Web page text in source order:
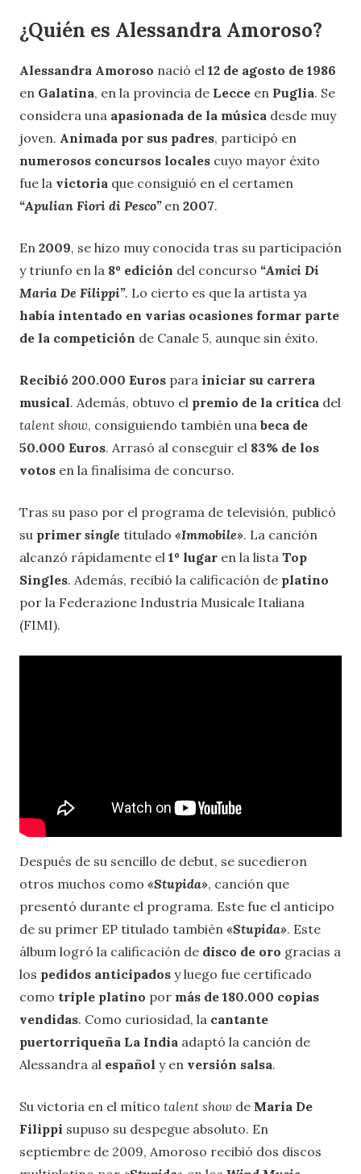
¿Quién es Alessandra Amoroso?
Alessandra Amoroso nació el 12 de agosto de 1986
en Galatina, en la provincia de Lecce en Puglia. Se
considera una apasionada de la música desde muy
joven. Animada por sus padres, participó en
numerosos concursos locales cuyo mayor éxito
fue la victoria que consiguió en el certamen
“Apulian Fiori di Pesco”en 2007.
En 2009, se hizo muy conocida tras su participación
y triunfo en la 8º edición del concurso “Amici Di
Maria De Filippi”. Lo cierto es que la artista ya
había intentado en varias ocasiones formar parte
de la competición de Canale 5, aunque sin éxito.
Recibió 200.000 Euros para iniciar su carrera
musical. Además, obtuvo el premio de la crítica del
talent show, consiguiendo también una beca de
50.000 Euros. Arrasó al conseguir el 83% de los
votos en la finalísima de concurso.
Tras su paso por el programa de televisión, publicó
su primer single titulado «Immobile». La canción
alcanzó rápidamente el 1º lugar en la lista Top
Singles. Además, recibió la calificación de platino
por la Federazione Industria Musicale Italiana
(FIMI).
Después de su sencillo de debut, se sucedieron
otros muchos como «Stupida», canción que
presentó durante el programa. Este fue el anticipo
de su primer EP titulado también «Stupida». Este
álbum logró la calificación de disco de oro gracias a
los pedidos anticipados y luego fue certificado
como triple platino por más de 180.000 copias
vendidas. Como curiosidad, la cantante
puertorriqueña La India adaptó la canción de
Alessandra al español y en versión salsa.
Su victoria en el mítico talent show de Maria De
Filippi supuso su despegue absoluto. En
septiembre de 2009, Amoroso recibió dos discos